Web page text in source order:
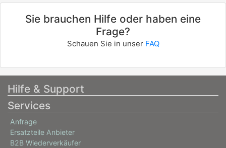
2131349
CIVIC VII Hatchback (EU, EP, EV)
09/2001 - 09/2005
Sie brauchen Hilfe oder haben eine
Frage?
Schauen Sie in unser FAQ
Hilfe & Support
Services
Anfrage
Ersatzteile Anbieter
B2B Wiederverkäufer